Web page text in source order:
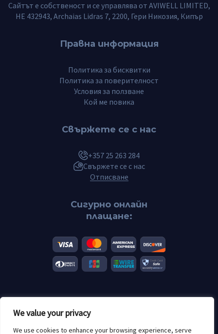
We value your privacy
We use cookies to enhance your browsing experience, serve
Сайтът е собственост и се управлява от AVIWELL LIMITED,
HE 432943, Archaias Lidras 7, 2200, Гери Никозия, Кипър
Правна информация
Политика за бисквитки
Политика за поверителност
Условия за ползване
Кой ме повика
Свържете се с нас
+357 25 263 284
Свържете се с нас
Отписване
Сигурно онлайн
плащане:
© 2026 Scannero.blog. Всички марки са собственост на
съответните им собственици.
Възрастови ограничения: 18+